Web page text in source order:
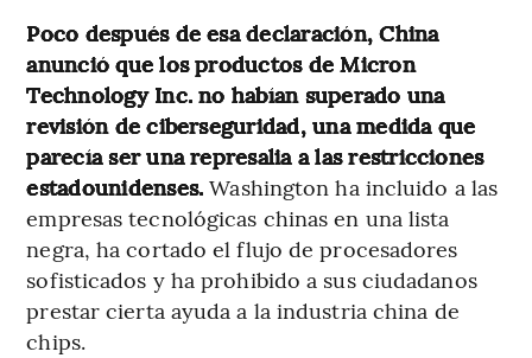
Poco después de esa declaración, China
anunció que los productos de Micron
Technology Inc. no habían superado una
revisión de ciberseguridad, una medida que
parecía ser una represalia a las restricciones
estadounidenses. Washington ha incluido a las
empresas tecnológicas chinas en una lista
negra, ha cortado el flujo de procesadores
sofisticados y ha prohibido a sus ciudadanos
prestar cierta ayuda a la industria china de
chips.